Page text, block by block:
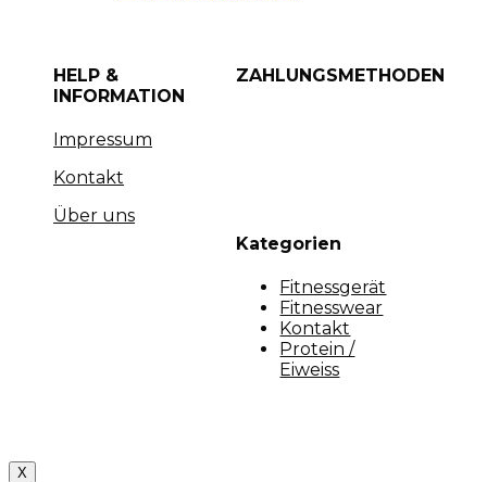
HELP &
INFORMATION
Impressum
Kontakt
Über uns
ZAHLUNGSMETHODEN
Kategorien
Fitnessgerät
Fitnesswear
Kontakt
Protein /
Eiweiss
X